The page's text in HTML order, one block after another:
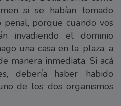
si se habían tomado
porque cuando vos
invadiendo el dominio
una casa en la plaza, a
manera inmediata. Si acá
debería haber habido
de los dos organismos